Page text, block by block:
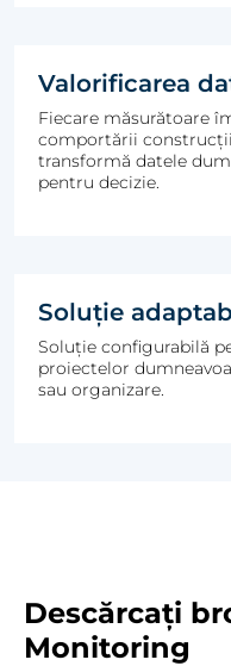
Valorificarea
Fiecare măsurătoare
comportării
transformă datele
pentru decizie.
Soluție
Soluție configurabilă
proiectelor
sau organizare.
Descărcați
Monitoring